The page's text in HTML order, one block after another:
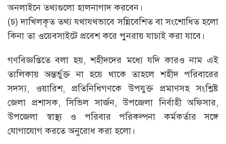
অনলাইনে তথ্যগুলো হালনাগাদ করবেন।
(চ) দাখিলকৃত তথ্য যথাযথভাবে সন্নিবেশিত বা সংশোধিত হলো
কিনা তা ওয়েবসাইটে প্রবেশ করে পুনরায় যাচাই করা যাবে।
গণবিজ্ঞপ্তিতে বলা হয়, শহীদদের মধ্যে যদি কারও নাম এই
তালিকায় অন্তর্ভুক্ত না হয়ে থাকে তাহলে শহীদ পরিবারের
সদস্য, ওয়ারিশ, প্রতিনিধিগণকে উপযুক্ত প্রমাণসহ সংশ্লিষ্ট
জেলা প্রশাসক, সিভিল সার্জন, উপজেলা নির্বাহী অফিসার,
উপজেলা স্বাস্থ্য ও পরিবার পরিকল্পনা কর্মকর্তার সঙ্গে
যোগাযোগ করতে অনুরোধ করা হলো।